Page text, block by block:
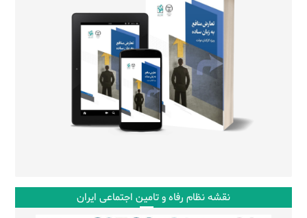
نقشه نظام رفاه و تامین اجتماعی ایران